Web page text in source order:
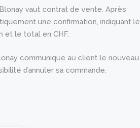
vaut contrat de vente. Après
une confirmation, indiquant le
et le total en CHF.
communique au client le nouveau
d’annuler sa commande.